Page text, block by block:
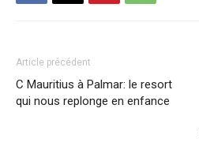
Article précédent
C Mauritius à Palmar: le resort
qui nous replonge en enfance